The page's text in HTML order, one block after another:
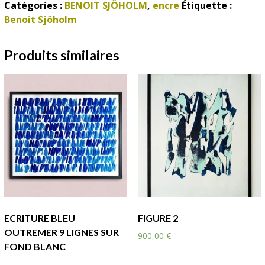
Catégories : BENOIT SJÖHOLM, encre Étiquette :
Benoit Sjöholm
Produits similaires
ECRITURE BLEU
OUTREMER 9 LIGNES SUR
FOND BLANC
FIGURE 2
900,00 €